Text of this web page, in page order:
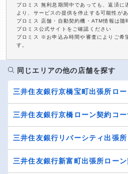
プロミス 無利息期間中であっても、返済に
より、サービスの提供を停止する可能性があ
プロミス 店舗・自動契約機・ATM情報は随
プロミス公式サイトをご確認ください
プロミス ※お申込み時間や審査によりご希
す。
同じエリアの他の店舗を探す
三井住友銀行京橋宝町出張所ロ
三井住友銀行京橋ローン契約コー
三井住友銀行リバーシティ出張
三井住友銀行新富町出張所ロー